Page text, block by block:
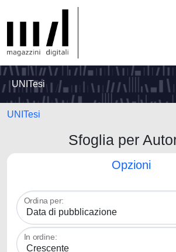
UNITesi
UNITesi
Sfoglia per
Opzioni
Ordina per:
In ordine: